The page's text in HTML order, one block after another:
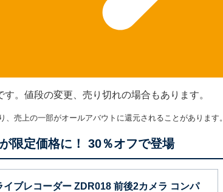
。値段の変更、売り切れの場合もあります。
売上の一部がオールアバウトに還元されることがあります。
限定価格に！ 30％オフで登場
イブレコーダー ZDR018 前後2カメラ コンパ